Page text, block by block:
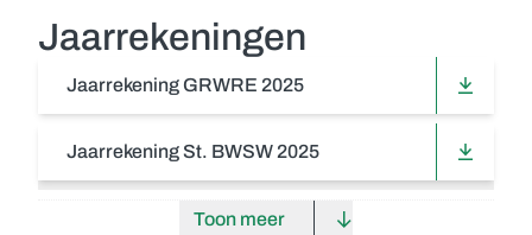
Jaarrekeningen
Jaarrekening GRWRE 2025
Jaarrekening St. BWSW 2025
Toon meer